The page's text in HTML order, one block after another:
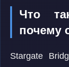
Что
почему
Stargate